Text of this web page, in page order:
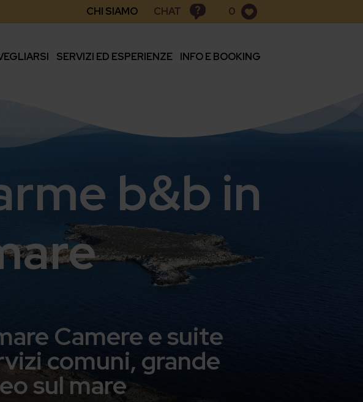
CHI SIAMO CHAT 0
SERVIZI ED ESPERIENZE INFO E BOOKING
b&b in
Camere e suite
comuni, grande
sul mare